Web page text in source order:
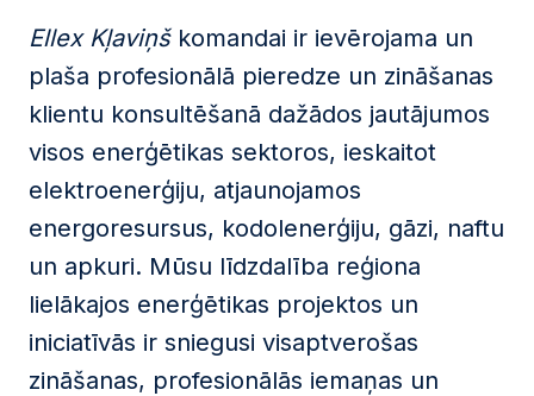
Ellex Kļaviņškomandai ir ievērojama un
plaša profesionālā pieredze un zināšanas
klientu konsultēšanā dažādos jautājumos
visos enerģētikas sektoros, ieskaitot
elektroenerģiju, atjaunojamos
energoresursus, kodolenerģiju, gāzi, naftu
un apkuri. Mūsu līdzdalība reģiona
lielākajos enerģētikas projektos un
iniciatīvās ir sniegusi visaptverošas
zināšanas, profesionālās iemaņas un